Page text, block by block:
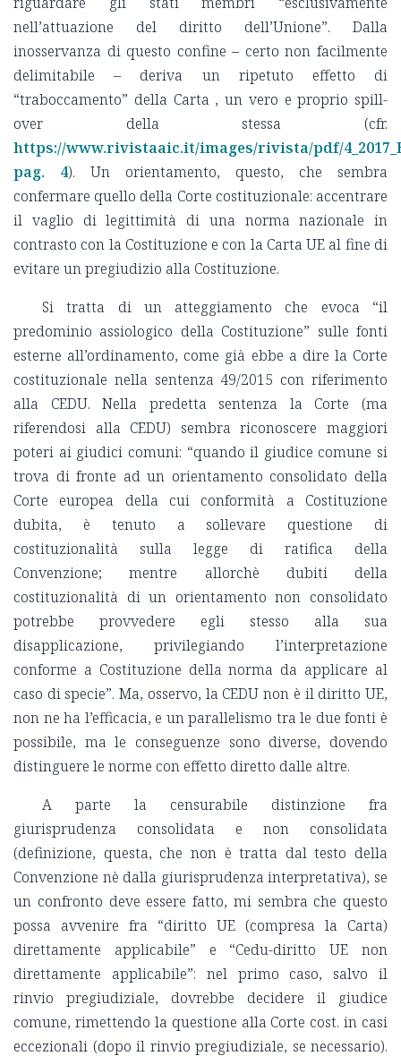
nell’attuazione del diritto dell’Unione”. Dalla
inosservanza di questo confine – certo non facilmente
delimitabile – deriva un ripetuto effetto di
“traboccamento” della Carta , un vero e proprio spill-
over della stessa (cfr.
https://www.rivistaaic.it/images/rivista/pdf/
pag. 4). Un orientamento, questo, che sembra
confermare quello della Corte costituzionale: accentrare
il vaglio di legittimità di una norma nazionale in
contrasto con la Costituzione e con la Carta UE al fine di
evitare un pregiudizio alla Costituzione.
Si tratta di un atteggiamento che evoca “il
predominio assiologico della Costituzione” sulle fonti
esterne all’ordinamento, come già ebbe a dire la Corte
costituzionale nella sentenza 49/2015 con riferimento
alla CEDU. Nella predetta sentenza la Corte (ma
riferendosi alla CEDU) sembra riconoscere maggiori
poteri ai giudici comuni: “quando il giudice comune si
trova di fronte ad un orientamento consolidato della
Corte europea della cui conformità a Costituzione
dubita, è tenuto a sollevare questione di
costituzionalità sulla legge di ratifica della
Convenzione; mentre allorchè dubiti della
costituzionalità di un orientamento non consolidato
potrebbe provvedere egli stesso alla sua
disapplicazione, privilegiando l’interpretazione
conforme a Costituzione della norma da applicare al
caso di specie”. Ma, osservo, la CEDU non è il diritto UE,
non ne ha l’efficacia, e un parallelismo tra le due fonti è
possibile, ma le conseguenze sono diverse, dovendo
distinguere le norme con effetto diretto dalle altre.
A parte la censurabile distinzione fra
giurisprudenza consolidata e non consolidata
(definizione, questa, che non è tratta dal testo della
Convenzione nè dalla giurisprudenza interpretativa), se
un confronto deve essere fatto, mi sembra che questo
possa avvenire fra “diritto UE (compresa la Carta)
direttamente applicabile” e “Cedu-diritto UE non
direttamente applicabile”: nel primo caso, salvo il
rinvio pregiudiziale, dovrebbe decidere il giudice
comune, rimettendo la questione alla Corte cost. in casi
eccezionali (dopo il rinvio pregiudiziale, se necessario).